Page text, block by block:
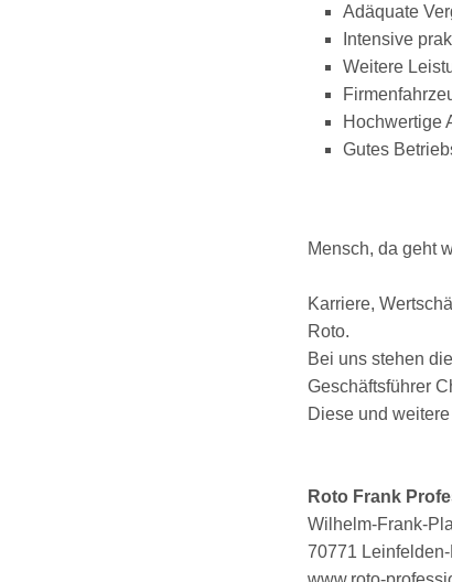
Adäquate
Intensive
Weitere
Hochwertige
Gutes
Mensch, da geht
Karriere,
Roto.
Bei uns stehen
Geschäftsführer
Diese und
Roto Frank
Wilhelm-Frank-
70771